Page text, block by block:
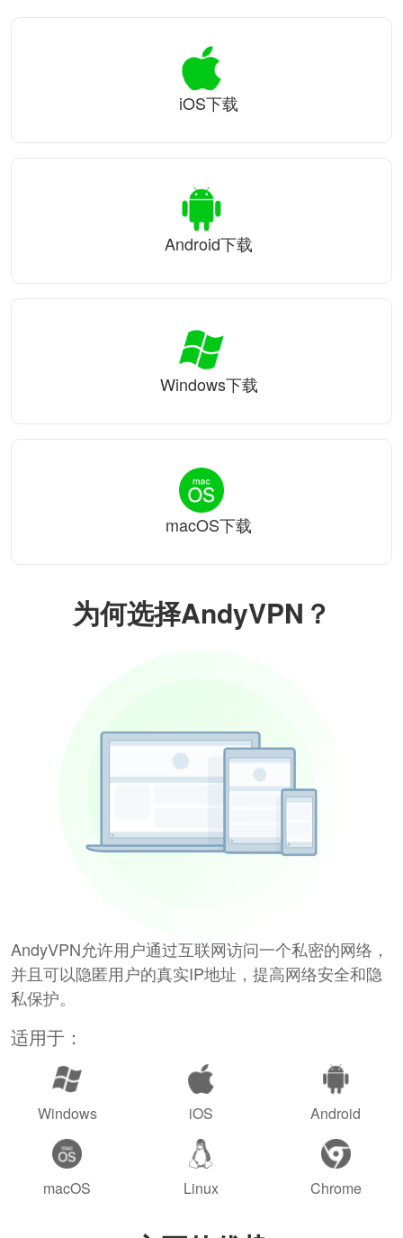
为何选择AndyVPN？
AndyVPN允许用户通过互联网访问一个私密的网络，
并且可以隐匿用户的真实IP地址，提高网络安全和隐
私保护。
适用于：
Windows iOS Android
macOS Linux Chrome
iOS下载
Android下载
Windows下载
macOS下载